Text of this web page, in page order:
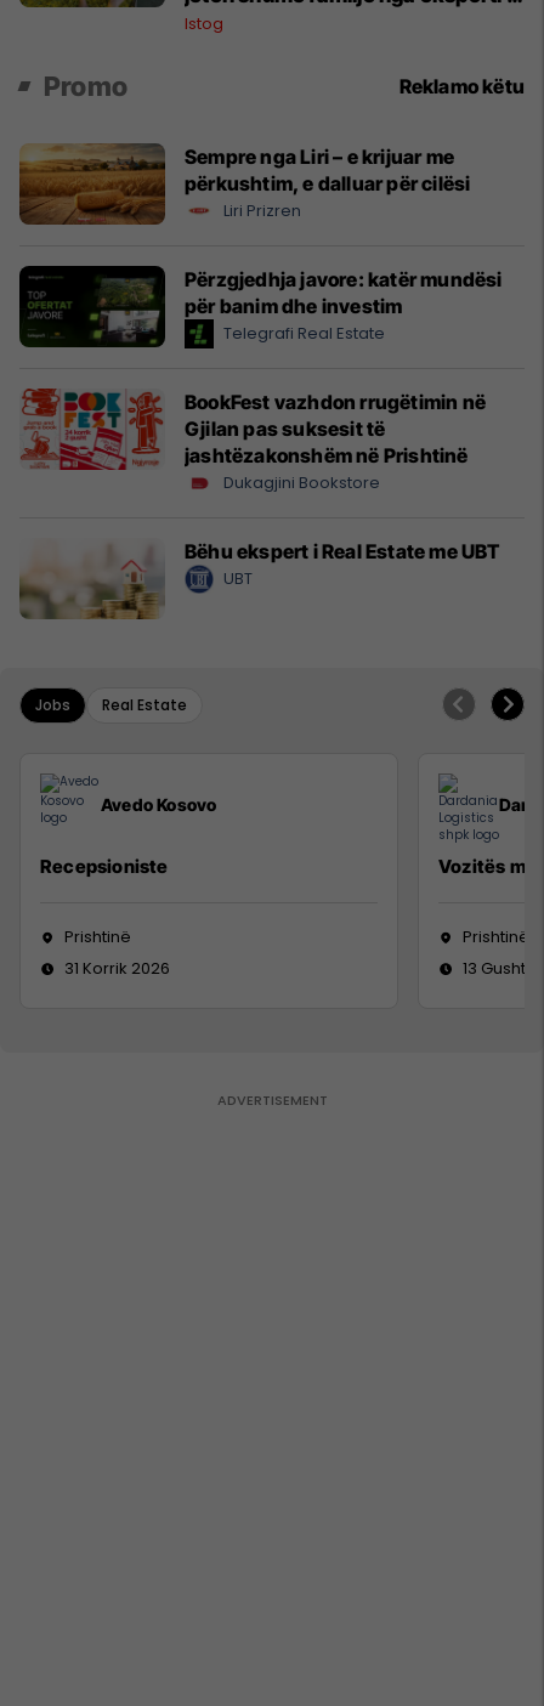
bimëve mjekësore
Istog
Promo Reklamo këtu
Sempre nga Liri – e krijuar me
përkushtim, e dalluar për cilësi
Liri Prizren
Përzgjedhja javore: katër mundësi
për banim dhe investim
Telegrafi Real Estate
BookFest vazhdon rrugëtimin në
Gjilan pas suksesit të
jashtëzakonshëm në Prishtinë
Dukagjini Bookstore
Bëhu ekspert i Real Estate me UBT
UBT
Jobs Real Estate
Avedo Kosovo
Recepsioniste
Prishtinë
31 Korrik 2026
Vozitës me
Prishtinë
13 Gusht